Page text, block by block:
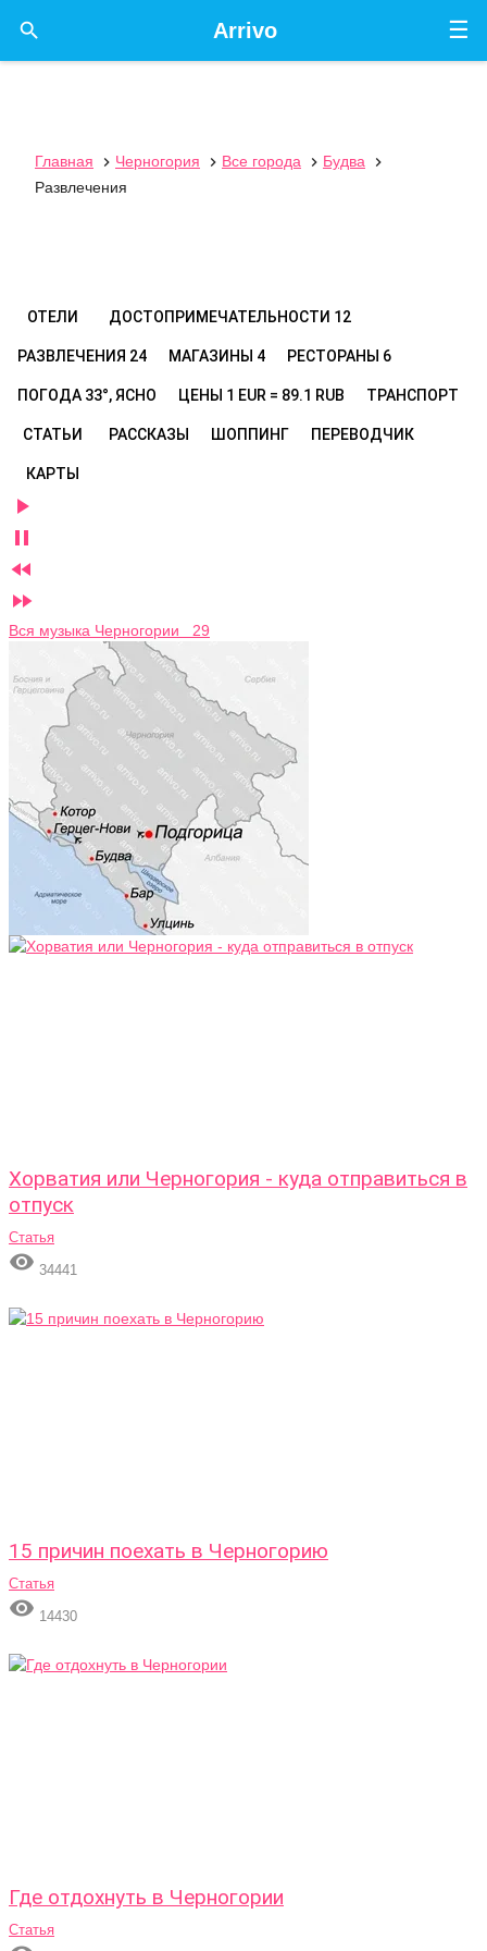
☰
Arrivo

Главная  Черногория  Все города  Будва

Развлечения
ОТЕЛИ ДОСТОПРИМЕЧАТЕЛЬНОСТИ 12
РАЗВЛЕЧЕНИЯ 24 МАГАЗИНЫ 4 РЕСТОРАНЫ 6
ПОГОДА 33°, ЯСНО ЦЕНЫ 1 EUR = 89.1 RUB ТРАНСПОРТ
СТАТЬИ РАССКАЗЫ ШОППИНГ ПЕРЕВОДЧИК
КАРТЫ




Вся музыка Черногории 29
Хорватия или Черногория - куда отправиться в
отпуск
Статья
 34441
15 причин поехать в Черногорию
Статья
 14430
Где отдохнуть в Черногории
Статья